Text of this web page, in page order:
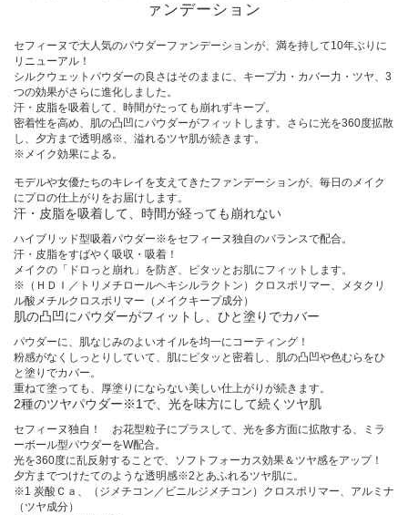
ァンデーション
セフィーヌで大人気のパウダーファンデーションが、満を持して10年ぶりに
リニューアル！
シルクウェットパウダーの良さはそのままに、キープ力・カバー力・ツヤ、3
つの効果がさらに進化しました。
汗・皮脂を吸着して、時間がたっても崩れずキープ。
密着性を高め、肌の凸凹にパウダーがフィットします。さらに光を360度拡散
し、夕方まで透明感※、溢れるツヤ肌が続きます。
※メイク効果による。
モデルや女優たちのキレイを支えてきたファンデーションが、毎日のメイク
にプロの仕上がりをお届けします。
汗・皮脂を吸着して、時間が経っても崩れない
ハイブリッド型吸着パウダー※をセフィーヌ独自のバランスで配合。
汗・皮脂をすばやく吸収・吸着！
メイクの「ドロっと崩れ」を防ぎ、ピタッとお肌にフィットします。
※（ＨＤＩ／トリメチロールヘキシルラクトン）クロスポリマー、メタクリ
ル酸メチルクロスポリマー（メイクキープ成分）
肌の凸凹にパウダーがフィットし、ひと塗りでカバー
パウダーに、肌なじみのよいオイルを均一にコーティング！
粉感がなくしっとりしていて、肌にピタッと密着し、肌の凸凹や色むらをひ
と塗りでカバー。
重ねて塗っても、厚塗りにならない美しい仕上がりが続きます。
2種のツヤパウダー※1で、光を味方にして続くツヤ肌
セフィーヌ独自！ お花型粒子にプラスして、光を多方面に拡散する、ミラ
ーボール型パウダーをW配合。
光を360度に乱反射することで、ソフトフォーカス効果＆ツヤ感をアップ！
夕方までつけたてのような透明感※2とあふれるツヤ肌に。
※1 炭酸Ｃａ、（ジメチコン／ビニルジメチコン）クロスポリマー、アルミナ
（ツヤ成分）